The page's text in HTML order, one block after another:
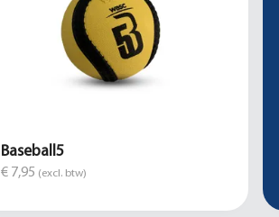
Baseball5
€ 7,95 (excl. btw)